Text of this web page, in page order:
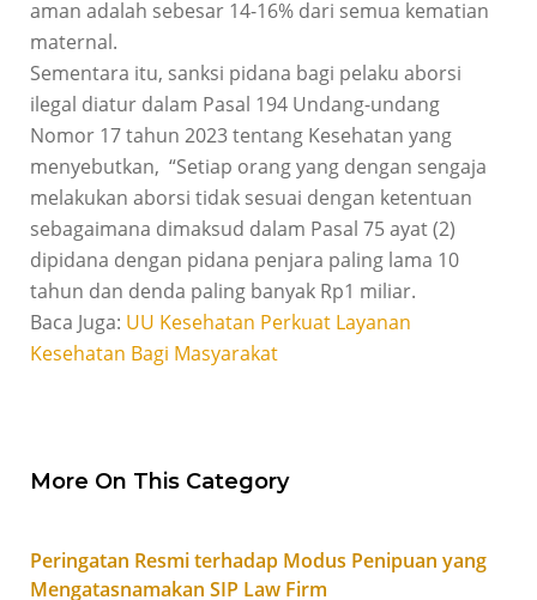
aman adalah sebesar 14-16% dari semua kematian
maternal.
Sementara itu, sanksi pidana bagi pelaku aborsi
ilegal diatur dalam Pasal 194 Undang-undang
Nomor 17 tahun 2023 tentang Kesehatan yang
menyebutkan, “Setiap orang yang dengan sengaja
melakukan aborsi tidak sesuai dengan ketentuan
sebagaimana dimaksud dalam Pasal 75 ayat (2)
dipidana dengan pidana penjara paling lama 10
tahun dan denda paling banyak Rp1 miliar.
Baca Juga: UU Kesehatan Perkuat Layanan
Kesehatan Bagi Masyarakat
More On This Category
Peringatan Resmi terhadap Modus Penipuan yang
Mengatasnamakan SIP Law Firm